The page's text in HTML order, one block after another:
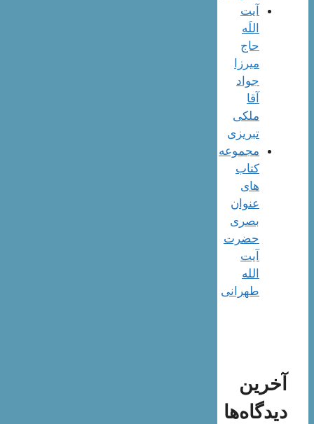
آیت
اللَه
حاج
میرزا
جواد
آقا
ملکی
تبریزی
مجموعه
کتاب
های
عنوان
بصری
حضرت
آیت
الله
طهرانی
آخرین
دیدگاه‌ها